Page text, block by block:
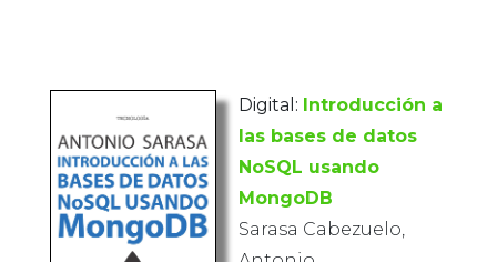
Digital: Introducción a
las bases de datos
NoSQL usando
MongoDB
Sarasa Cabezuelo,